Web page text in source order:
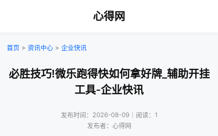
心得网
首页 > 资讯中心 > 企业快讯
必胜技巧!微乐跑得快如何拿好牌_辅助开挂
工具-企业快讯
发布时间：2026-08-09｜阅读：1
发布者：心得网